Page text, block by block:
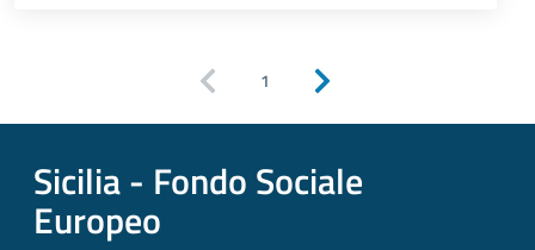
Pagina precedente
1 Pagina successiva
Sicilia - Fondo Sociale
Europeo